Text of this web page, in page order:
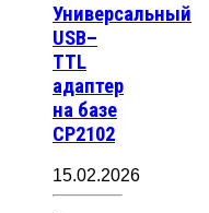
Универсальный
USB–
TTL
адаптер
на базе
CP2102
15.02.2026